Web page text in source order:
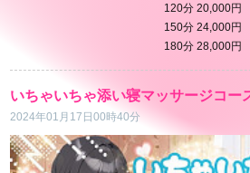
120分 20,000円
150分 24,000円
180分 28,000円
いちゃいちゃ添い寝マッサージコー
2024年01月17日00時40分